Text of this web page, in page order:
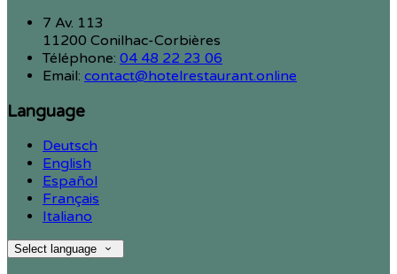
7 Av. 113
11200 Conilhac-Corbières
Téléphone: 04 48 22 23 06
Email: contact@hotelrestaurant.online
Language
Deutsch
English
Español
Français
Italiano
Select language